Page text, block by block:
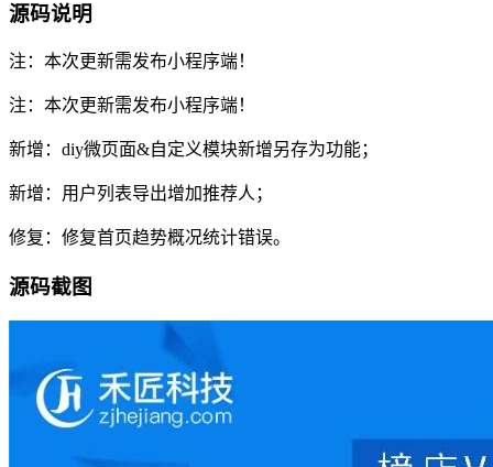
源码说明
注：本次更新需发布小程序端！
注：本次更新需发布小程序端！
新增：diy微页面&自定义模块新增另存为功能；
新增：用户列表导出增加推荐人；
修复：修复首页趋势概况统计错误。
源码截图